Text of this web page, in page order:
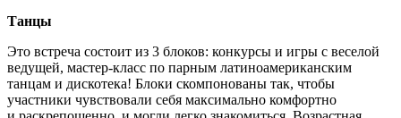
Танцы
Это встреча состоит из 3 блоков: конкурсы и игры с веселой
ведущей, мастер-класс по парным латиноамериканским
танцам и дискотека! Блоки скомпонованы так, чтобы
участники чувствовали себя максимально комфортно